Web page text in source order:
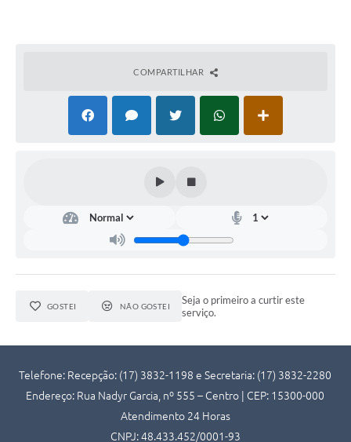
COMPARTILHAR
GOSTEI NÃO GOSTEI
Seja o primeiro a curtir este
serviço.
Telefone: Recepção: (17) 3832-1198 e Secretaria: (17) 3832-2280
Endereço: Rua Nadyr Garcia, nº 555 – Centro | CEP: 15300-000
Atendimento 24 Horas
CNPJ: 48.433.452/0001-93